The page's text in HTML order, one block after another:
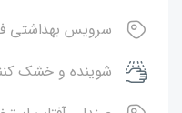
سرویس بهداشتی
شوینده و خشک